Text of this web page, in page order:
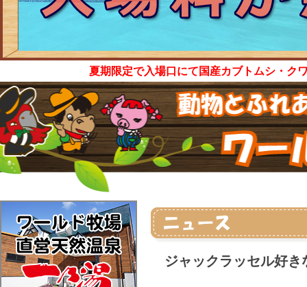
夏期限定で入場口にて国産カブトムシ・ク
ジャックラッセル好